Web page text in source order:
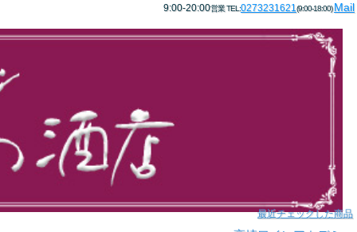
9:00-20:00営業 TEL:0273231621(9:00-18:00)Mail
最近チェックした商品